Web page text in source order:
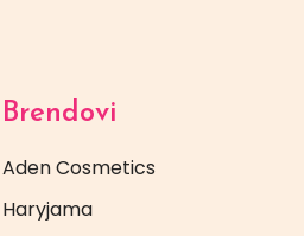
Brendovi
Aden Cosmetics
Haryjama